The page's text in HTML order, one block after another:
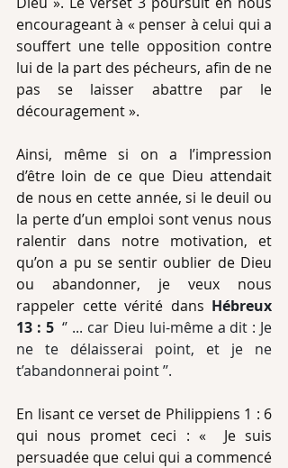
encourageant à « penser à celui qui a
souffert une telle opposition contre
lui de la part des pécheurs, afin de ne
pas se laisser abattre par le
découragement ».
Ainsi, même si on a l’impression
d’être loin de ce que Dieu attendait
de nous en cette année, si le deuil ou
la perte d’un emploi sont venus nous
ralentir dans notre motivation, et
qu’on a pu se sentir oublier de Dieu
ou abandonner, je veux nous
rappeler cette vérité dans Hébreux
13 : 5
  ‘’ ... car Dieu lui-même a dit : Je
ne te délaisserai point, et je ne
t’abandonnerai point ’’.
En lisant ce verset de Philippiens 1 : 6
qui nous promet ceci : «  Je suis
persuadée que celui qui a commencé